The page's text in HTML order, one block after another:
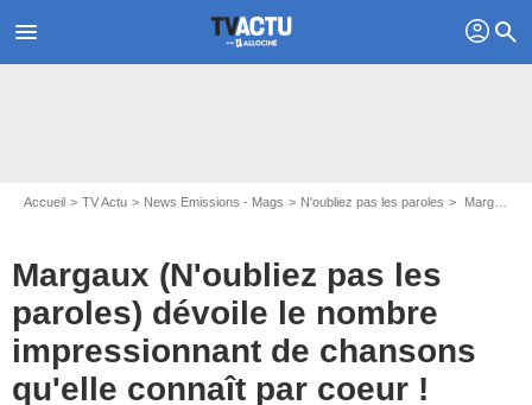
menu profil search
Accueil TV Actu News Emissions - Mags N'oubliez pas les paroles Margaux (N'oubliez pas les paroles) dévoile le nombre impressionnant de chansons qu'elle connaît par coeur !
Margaux (N'oubliez pas les
paroles) dévoile le nombre
impressionnant de chansons
qu'elle connaît par coeur !